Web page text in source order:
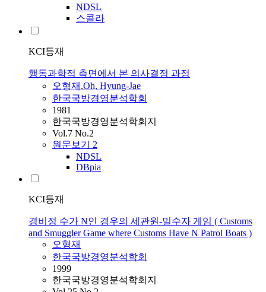
NDSL
스콜라
KCI등재
행동과학적 측면에서 본 의사결정 과정
오형재 ,Oh, Hyung-Jae
한국국방경영분석학회
1981
한국국방경영분석학회지
Vol.7 No.2
원문보기 2
NDSL
DBpia
KCI등재
경비정 수가 N인 경우의 세관원-밀수자 게임 ( Customs
and Smuggler Game where Customs Have N Patrol Boats )
오형재
한국국방경영분석학회
1999
한국국방경영분석학회지